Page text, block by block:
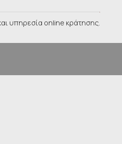
υπηρεσία online κράτησης.